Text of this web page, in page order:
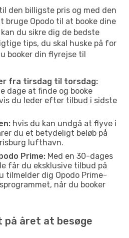
den billigste pris og med den
bruge Opodo til at booke dine
du sikre dig de bedste
tips, du skal huske på for
booker din flyrejse til
fra tirsdag til torsdag:
dage at finde og booke
du leder efter tilbud i sidste
hvis du kan undgå at flyve i
du et betydeligt beløb på
lufthavn.
Prime: Med en 30-dages
får du eksklusive tilbud på
tilmelder dig Opodo Prime-
når du booker
på året at besøge